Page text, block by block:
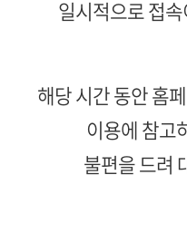
일시적으로 접
해당 시간 동안 홈
이용에 참고
불편을 드려